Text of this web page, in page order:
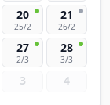
20
25/2
21
26/2
27
2/3
28
3/3
3 4